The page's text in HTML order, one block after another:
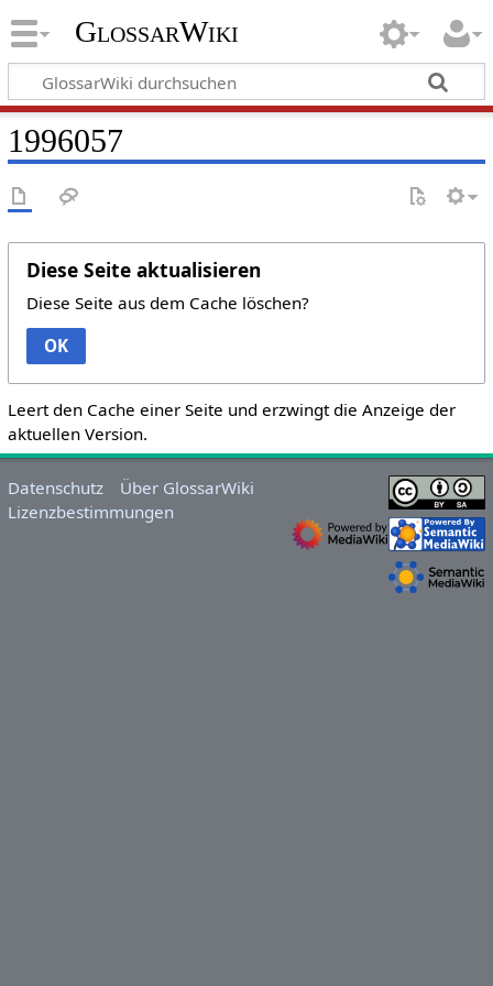
GlossarWiki
1996057
Diese Seite aktualisieren
Diese Seite aus dem Cache löschen?
OK
Leert den Cache einer Seite und erzwingt die Anzeige der
aktuellen Version.
Datenschutz
Über GlossarWiki
Lizenzbestimmungen